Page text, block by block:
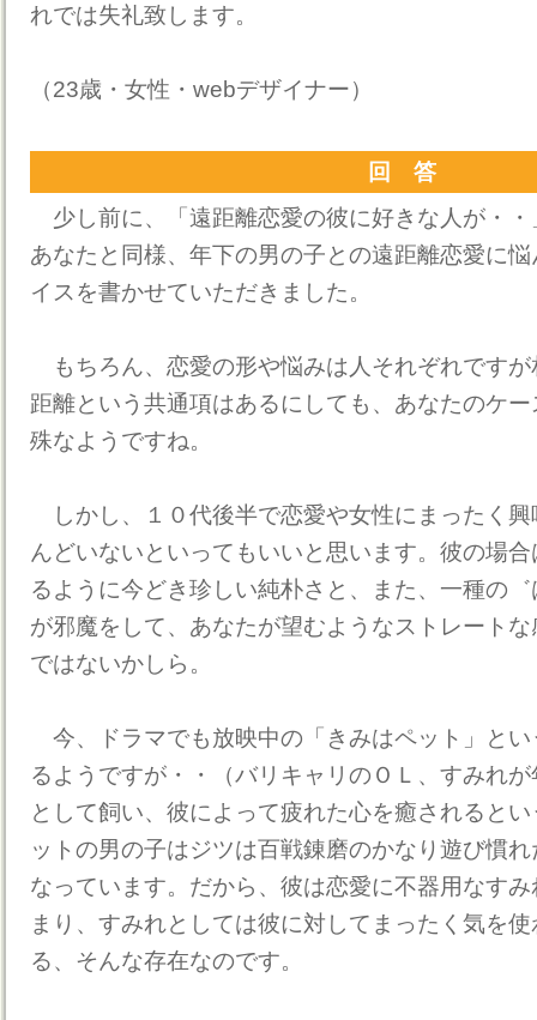
れでは失礼致します。
（23歳・女性・webデザイナー）
回 答
少し前に、「遠距離恋愛の彼に好きな人が・
あなたと同様、年下の男の子との遠距離恋愛に
イスを書かせていただきました。
もちろん、恋愛の形や悩みは人それぞれです
距離という共通項はあるにしても、あなたのケ
殊なようですね。
しかし、１０代後半で恋愛や女性にまったく
んどいないといってもいいと思います。彼の場
るように今どき珍しい純朴さと、また、一種の
が邪魔をして、あなたが望むようなストレート
ではないかしら。
今、ドラマでも放映中の「きみはペット」と
るようですが・・（バリキャリのＯＬ、すみれ
として飼い、彼によって疲れた心を癒されると
ットの男の子はジツは百戦錬磨のかなり遊び慣
なっています。だから、彼は恋愛に不器用なす
まり、すみれとしては彼に対してまったく気を
る、そんな存在なのです。